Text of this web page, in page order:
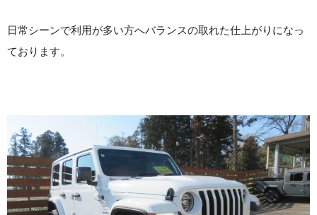
日常シーンで利用が多い方へバランスの取れた仕上がりになっ
ております。